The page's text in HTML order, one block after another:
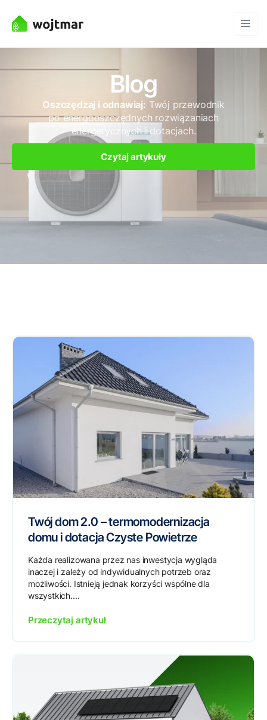
Blog
Oszczędzaj i odnawiaj: Twój przewodnik
po energooszczędnych rozwiązaniach
energetycznych i dotacjach.
Czytaj artykuły
Twój dom 2.0 – termomodernizacja
domu i dotacja Czyste Powietrze
Każda realizowana przez nas inwestycja wygląda
inaczej i zależy od indywidualnych potrzeb oraz
możliwości. Istnieją jednak korzyści wspólne dla
wszystkich....
Przeczytaj artykuł